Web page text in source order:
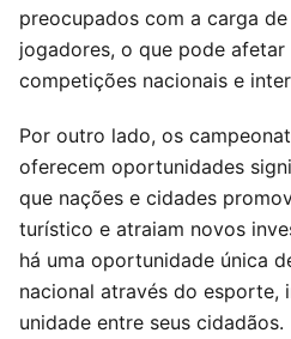
preocupados com a carga
jogadores, o que pode afetar
competições nacionais e
Por outro lado, os
oferecem oportunidades
que nações e cidades
turístico e atraiam novos
há uma oportunidade única
nacional através do esporte,
unidade entre seus cidadãos.